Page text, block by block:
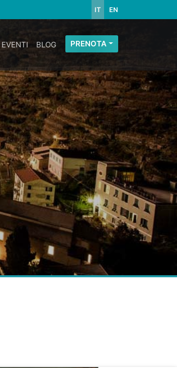
IT EN
EVENTI BLOG PRENOTA